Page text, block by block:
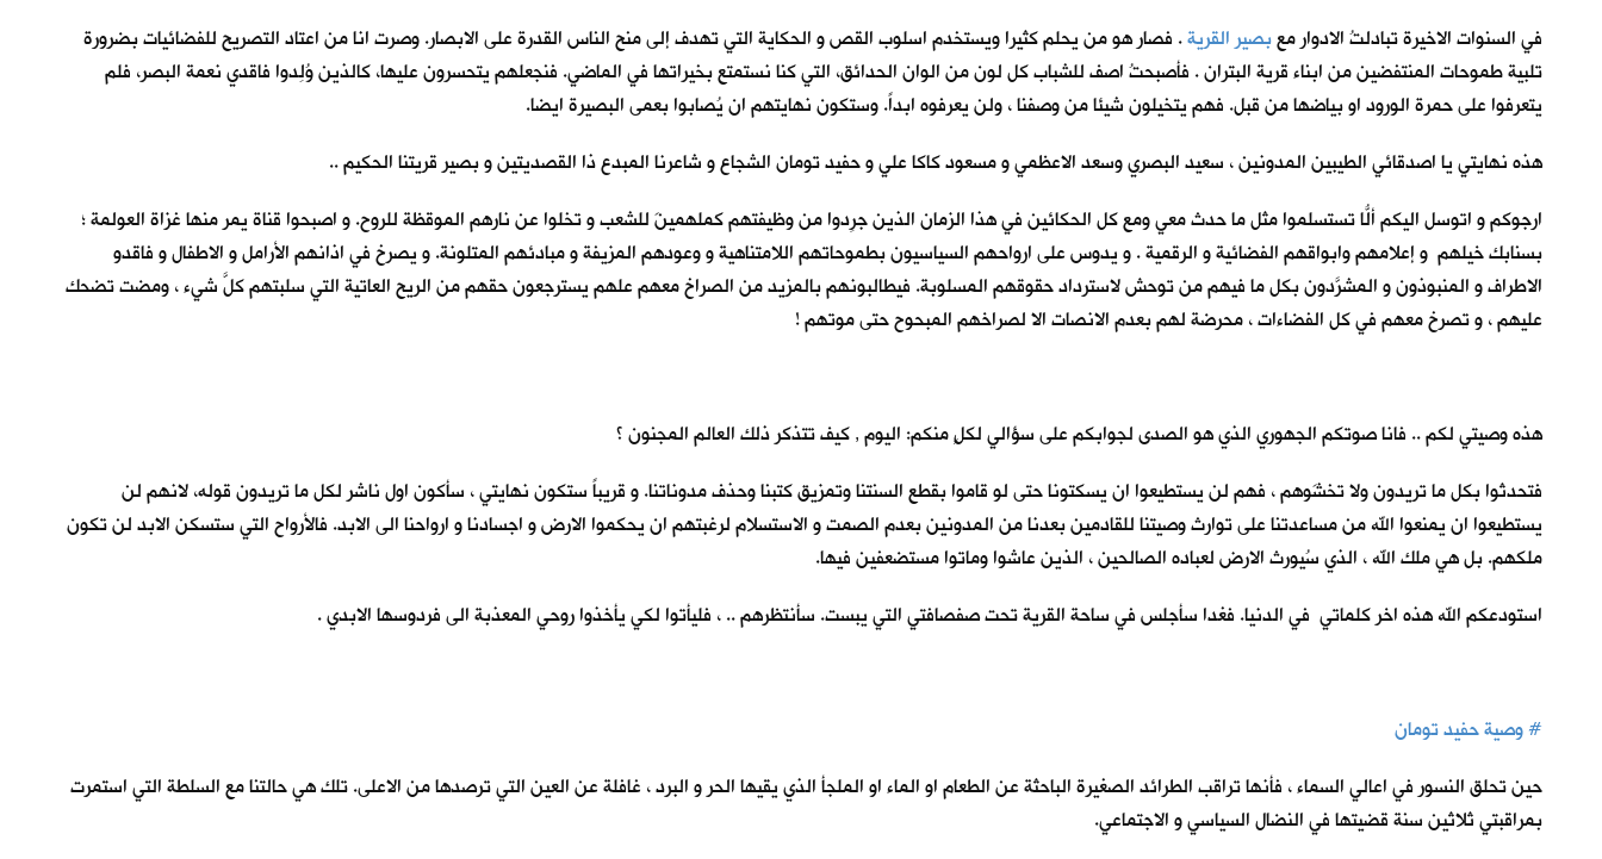
في السنوات الاخيرة تبادلتُ الادوار معبصير القرية. فصار هو من يحلم كثيرا ويستخدم اسلوب القص و الحكاية التي تهدف إلى منح الناس القدرة على الابصار. وصرت انا من اعتاد التصريح للفضائيات بضرورة
تلبية طموحات المنتفضين من ابناء قرية البتران . فأصبحتُ اصف للشباب كل لون من الوان الحدائق، التي كنا نستمتع بخيراتها في الماضي. فنجعلهم يتحسرون عليها، كالذين وُلِدوا فاقدي نعمة البصر، فلم
يتعرفوا على حمرة الورود او بياضها من قبل. فهم يتخيلون شيئا من وصفنا ، ولن يعرفوه ابداً. وستكون نهايتهم ان يُصابوا بعمى البصيرة ايضا.
هذه نهايتي يا اصدقائي الطيبين المدونين ، سعيد البصري وسعد الاعظمي و مسعود كاكا علي و حفيد تومان الشجاع و شاعرنا المبدع ذا القصديتين و بصير قريتنا الحكيم ..
ارجوكم و اتوسل اليكم ألّا تستسلموا مثل ما حدث معي ومع كل الحكائين في هذا الزمان الذين جُرِدوا من وظيفتهم كملهمينَ للشعب و تخلوا عن نارهم الموقظة للروح. و اصبحوا قناة يمر منها غزاة العولمة ؛
بسنابك خيلهم و إعلامهم وابواقهم الفضائية و الرقمية . و يدوس على ارواحهم السياسيون بطموحاتهم اللامتناهية و وعودهم المزيفة و مبادئهم المتلونة. و يصرخ في اذانهم الأرامل و الاطفال و فاقدو
الاطراف و المنبوذون و المشرَّدون بكل ما فيهم من توحش لاسترداد حقوقهم المسلوبة. فيطالبونهم بالمزيد من الصراخ معهم علهم يسترجعون حقهم من الريح العاتية التي سلبتهم كلَّ شيء ، ومضت تضحك
عليهم ، و تصرخ معهم في كل الفضاءات ، محرضة لهم بعدم الانصات الا لصراخهم المبحوح حتى موتهم !
هذه وصيتي لكم .. فانا صوتكم الجهوري الذي هو الصدى لجوابكم على سؤالي لكلٍ منكم: اليوم , كيف تتذكر ذلك العالم المجنون ؟
فتحدثوا بكل ما تريدون ولا تخشَوهم ، فهم لن يستطيعوا ان يسكتونا حتى لو قاموا بقطع السنتنا وتمزيق كتبنا وحذف مدوناتنا. و قريباً ستكون نهايتي ، سأكون اول ناشر لكل ما تريدون قوله، لانهم لن
يستطيعوا ان يمنعوا الله من مساعدتنا على توارث وصيتنا للقادمين بعدنا من المدونين بعدم الصمت و الاستسلام لرغبتهم ان يحكموا الارض و اجسادنا و ارواحنا الى الابد. فالأرواح التي ستسكن الابد لن تكون
ملكهم. بل هي ملك الله ، الذي سُيورث الارض لعباده الصالحين ، الذين عاشوا وماتوا مستضعفين فيها.
استودعكم الله هذه اخر كلماتي في الدنيا. فغدا سأجلس في ساحة القرية تحت صفصافتي التي يبست. سأنتظرهم .. ، فليأتوا لكي يأخذوا روحي المعذبة الى فردوسها الابدي .
#وصية حفيد تومان
حين تحلق النسور في اعالي السماء ، فأنها تراقب الطرائد الصغيرة الباحثة عن الطعام او الماء او الملجأ الذي يقيها الحر و البرد ، غافلة عن العين التي ترصدها من الاعلى. تلك هي حالتنا مع السلطة التي استمرت
بمراقبتي ثلاثين سنة قضيتها في النضال السياسي و الاجتماعي.